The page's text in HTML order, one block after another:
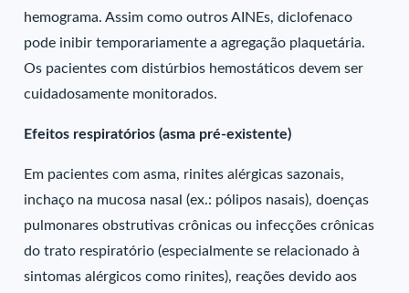
hemograma. Assim como outros AINEs, diclofenaco
pode inibir temporariamente a agregação plaquetária.
Os pacientes com distúrbios hemostáticos devem ser
cuidadosamente monitorados.
Efeitos respiratórios (asma pré-existente)
Em pacientes com asma, rinites alérgicas sazonais,
inchaço na mucosa nasal (ex.: pólipos nasais), doenças
pulmonares obstrutivas crônicas ou infecções crônicas
do trato respiratório (especialmente se relacionado à
sintomas alérgicos como rinites), reações devido aos